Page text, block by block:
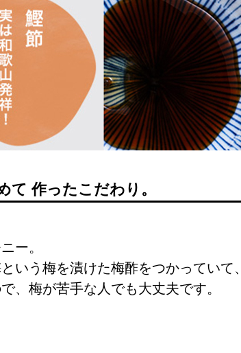
て 作ったこだわり。
ー。
いう梅を漬けた梅酢をつかっていて、
、梅が苦手な人でも大丈夫です。